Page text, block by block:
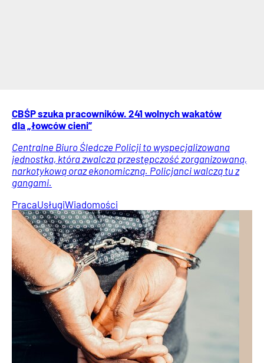
CBŚP szuka pracowników. 241 wolnych wakatów
dla „łowców cieni”
Centralne Biuro Śledcze Policji to wyspecjalizowana
jednostka, która zwalcza przestępczość zorganizowaną,
narkotykową oraz ekonomiczną. Policjanci walczą tu z
gangami.
PracaUsługiWiadomości